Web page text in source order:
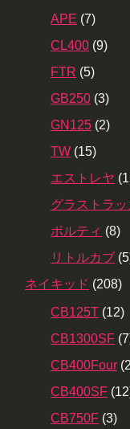
APE (7)
CL400 (9)
FTR (5)
GB250 (3)
GN125 (2)
TW (15)
エストレヤ
グラストラッ
ボルティ (8)
リトルカブ
ネイキッド (208)
CB125T (12)
CB1300SF
CB400Four
CB400SF
CB750F (3)